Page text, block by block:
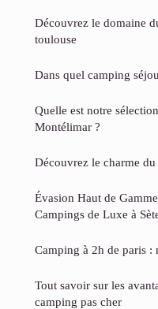
Découvrez le domaine
toulouse
Dans quel camping
Quelle est notre
Montélimar ?
Découvrez le charme
Évasion Haut de
Campings de Luxe à
Camping à 2h de paris​ :
Tout savoir sur les
camping pas cher